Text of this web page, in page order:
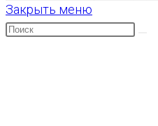
Закрыть меню